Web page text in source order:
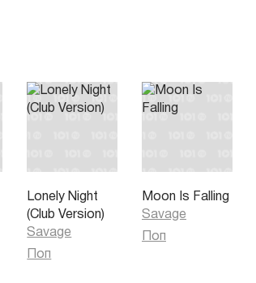
Lonely Night
(Club Version)
Savage
Поп
Moon Is Falling
Savage
Поп